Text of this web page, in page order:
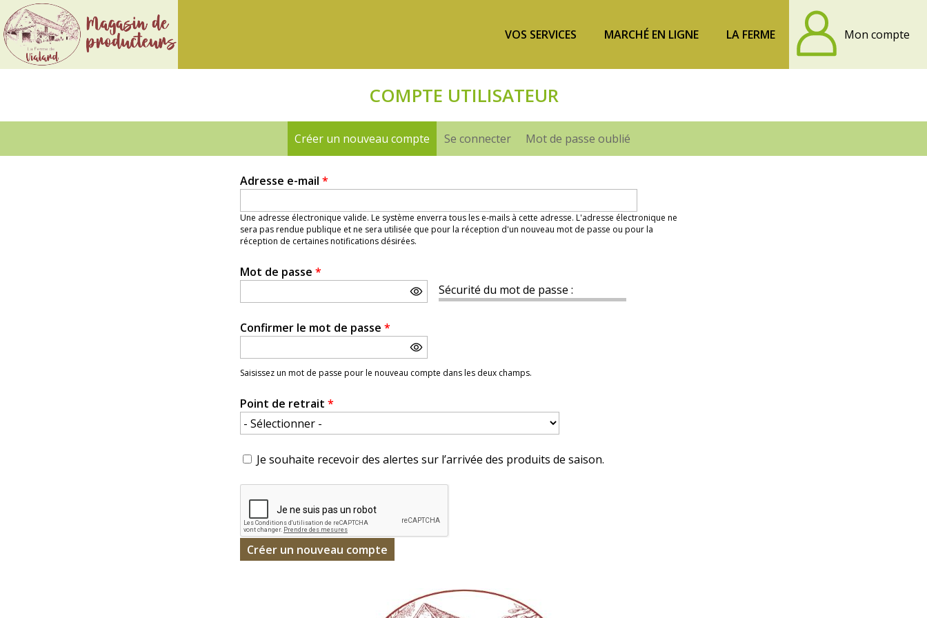
VOS SERVICES MARCHÉ EN LIGNE LA FERME Mon compte
COMPTE UTILISATEUR
principaux
Créer un nouveau compte (onglet actif)
Se connecter Mot de passe oublié
Adresse e-mail *
Une adresse électronique valide. Le système enverra tous les e-mails à cette adresse. L'adresse électronique ne
sera pas rendue publique et ne sera utilisée que pour la réception d'un nouveau mot de passe ou pour la
réception de certaines notifications désirées.
Mot de passe *
Sécurité du mot de passe :
Confirmer le mot de passe *
Saisissez un mot de passe pour le nouveau compte dans les deux champs.
Point de retrait *
Je souhaite recevoir des alertes sur l’arrivée des produits de saison.